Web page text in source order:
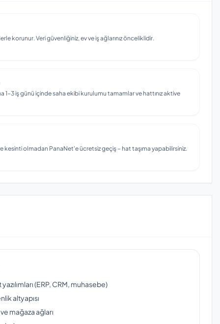
korunur. Veri güvenliğiniz, ev ve iş ağlarınız önceliklidir.
iş günü içinde saha ekibi kurulumu tamamlar ve hattınız aktive
kesinti olmadan PanaNet'e ücretsiz geçiş – hat taşıma yapabilirsiniz.
(ERP, CRM, muhasebe)
altyapısı
mağaza ağları